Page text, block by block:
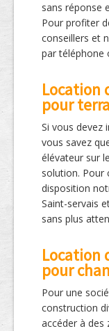
sans réponse
Pour profiter
conseillers et
par téléphone
Location
pour
Si vous devez
vous savez
élévateur sur
solution. Pour
disposition
Saint-servais
sans plus
Location
pour
Pour une
construction
accéder à des